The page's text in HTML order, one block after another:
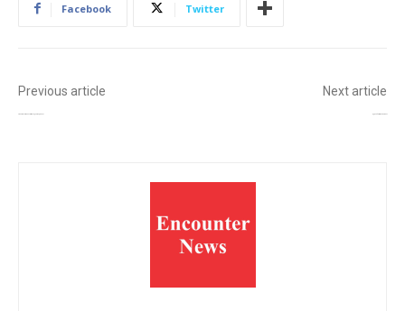
Facebook Twitter
Previous article Next article